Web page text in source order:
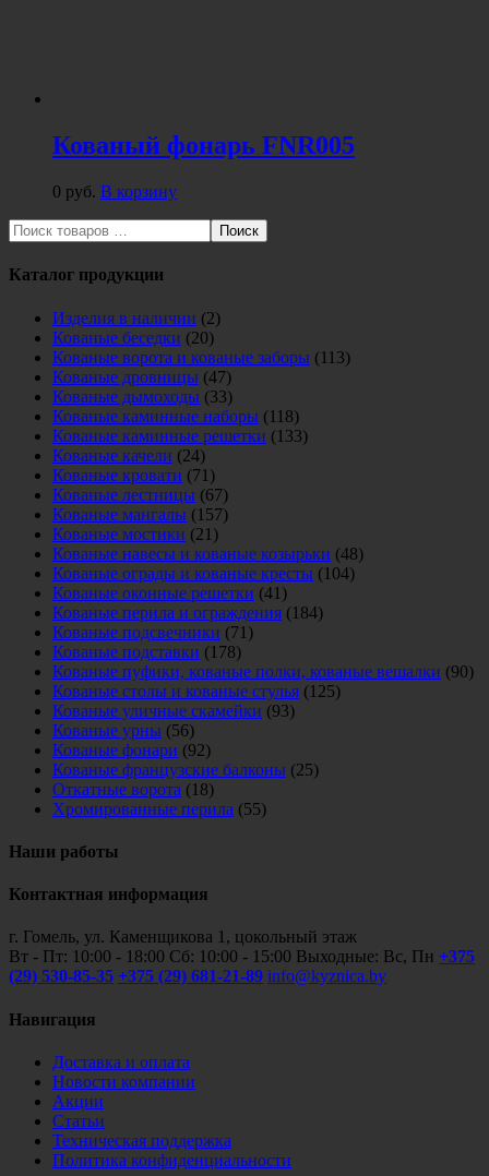
Кованый фонарь FNR005
0 руб. В корзину
Поиск
Каталог продукции
Изделия в наличии (2)
Кованые беседки (20)
Кованые ворота и кованые заборы (113)
Кованые дровницы (47)
Кованые дымоходы (33)
Кованые каминные наборы (118)
Кованые каминные решетки (133)
Кованые качели (24)
Кованые кровати (71)
Кованые лестницы (67)
Кованые мангалы (157)
Кованые мостики (21)
Кованые навесы и кованые козырьки (48)
Кованые ограды и кованые кресты (104)
Кованые оконные решетки (41)
Кованые перила и ограждения (184)
Кованые подсвечники (71)
Кованые подставки (178)
Кованые пуфики, кованые полки, кованые вешалки (90)
Кованые столы и кованые стулья (125)
Кованые уличные скамейки (93)
Кованые урны (56)
Кованые фонари (92)
Кованые французские балконы (25)
Откатные ворота (18)
Хромированные перила (55)
Наши работы
Контактная информация
г. Гомель, ул. Каменщикова 1, цокольный этаж
Вт - Пт: 10:00 - 18:00 Сб: 10:00 - 15:00 Выходные: Вс, Пн +375
(29) 530-85-35 +375 (29) 681-21-89 info@kyznica.by
Навигация
Доставка и оплата
Новости компании
Акции
Статьи
Техническая поддержка
Политика конфиденциальности